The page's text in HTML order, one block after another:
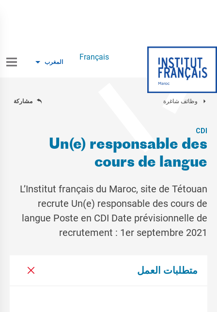
Français
المغرب
وظائف شاغرة مشاركة
CDI
Un(e) responsable des
cours de langue
L’Institut français du Maroc, site de Tétouan
recrute Un(e) responsable des cours de
langue Poste en CDI Date prévisionnelle de
recrutement : 1er septembre 2021
متطلبات العمل